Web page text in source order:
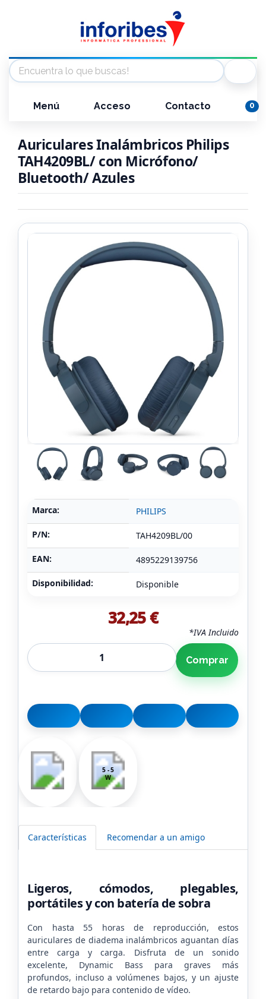
Menú Acceso Contacto 0
Auriculares Inalámbricos Philips
TAH4209BL/ con Micrófono/
Bluetooth/ Azules
Marca: PHILIPS
P/N: TAH4209BL/00
EAN: 4895229139756
Disponibilidad: Disponible
32,25 €
*IVA Incluido
Comprar
5 - 5
W
Características Recomendar a un amigo
Ligeros, cómodos, plegables,
portátiles y con batería de sobra
Con hasta 55 horas de reproducción, estos
auriculares de diadema inalámbricos aguantan días
entre carga y carga. Disfruta de un sonido
excelente, Dynamic Bass para graves más
profundos, incluso a volúmenes bajos, y un ajuste
de retardo bajo para contenido de vídeo.